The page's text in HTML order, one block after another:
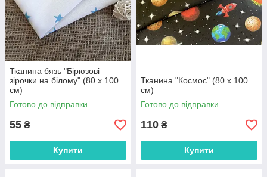
Тканина бязь "Бірюзові
зірочки на білому" (80 х 100
см)
Готово до відправки
55 ₴
Купити
Тканина "Космос" (80 х 100
см)
Готово до відправки
110 ₴
Купити